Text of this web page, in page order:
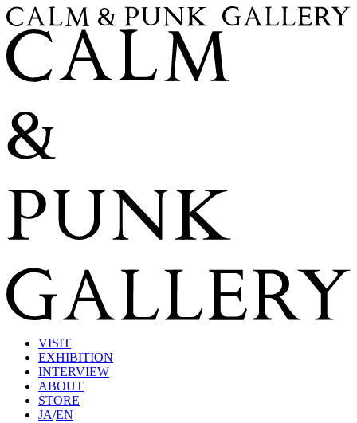
VISIT
EXHIBITION
INTERVIEW
ABOUT
STORE
JA/EN